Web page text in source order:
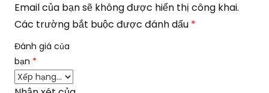
Email của bạn sẽ không được hiển thị công khai.
Các trường bắt buộc được đánh dấu *
Đánh giá của
bạn *